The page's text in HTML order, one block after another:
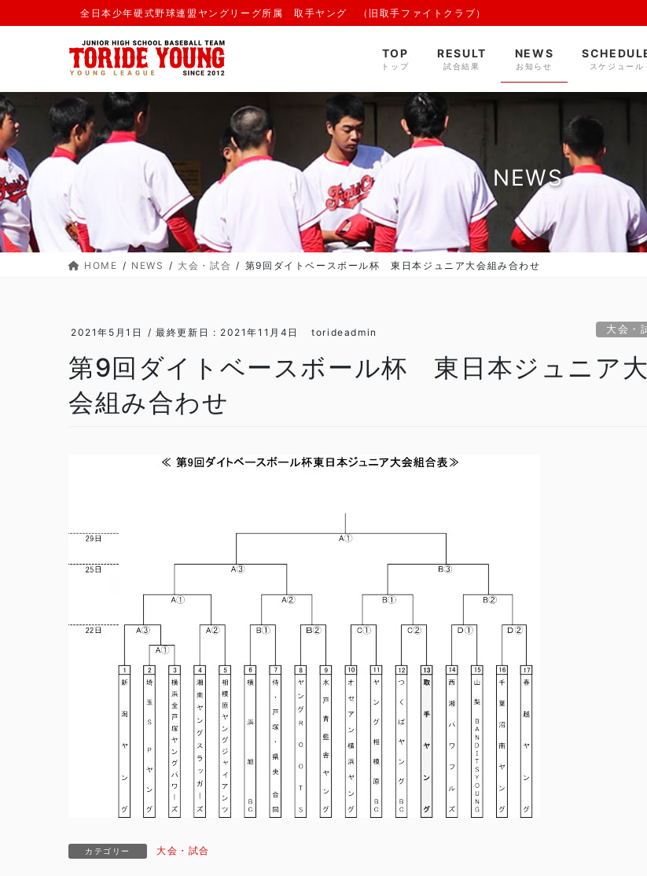
ン
に
移
動
ビ
ョ
ン
に
移
動
全日本少年硬式野球連盟ヤングリーグ所属 取手ヤング （旧取手ファイトクラブ）
TOP
トップ
RESULT
試合結果
NEWS
お知らせ スケジュール
NEWS
HOME NEWS 大会・試合 第9回ダイトベースボール杯 東日本ジュニア大会組み合わせ
2021年5月1日 / 最終更新日 : 2021年11月4日 torideadmin 大会・
第9回ダイトベースボール杯 東日本ジュニア大
会組み合わせ
カテゴリー 大会・試合